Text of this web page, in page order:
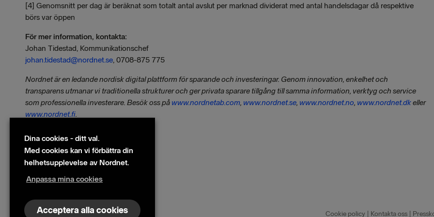
[4] Genomsnitt per dag är beräknat som totalt antal avslut per marknad dividerat med antal handelsdagar då respektive
börs var öppen
För mer information, kontakta:
Johan Tidestad, Kommunikationschef
johan.tidestad@nordnet.se, 0708-875 775
Nordnet är en ledande nordisk digital plattform för sparande och investeringar. Genom innovation, enkelhet och
transparens utmanar vi traditionella strukturer och ger privata sparare tillgång till samma information, verktyg och service
som professionella investerare. Besök oss på www.nordnetab.com, www.nordnet.se, www.nordnet.no, www.nordnet.dkeller
www.nordnet.fi.
Filer
Bilder
© 2026 Nordnet AB (publ) Cookie policy Kontakta oss
Dina cookies - ditt val.
Med cookies kan vi förbättra din
helhetsupplevelse av Nordnet.
Anpassa mina cookies
Acceptera alla cookies